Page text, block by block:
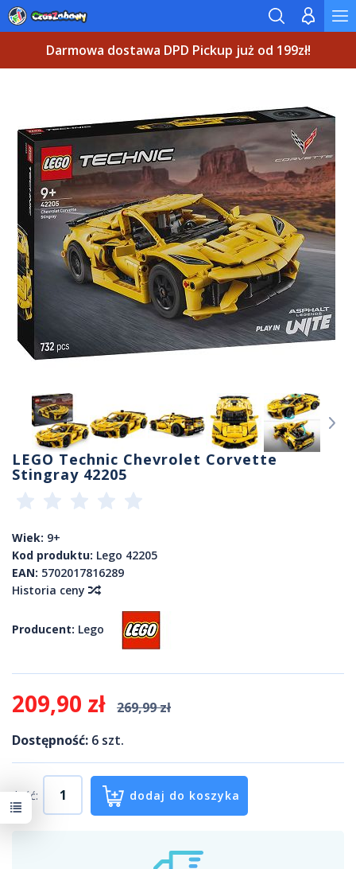
Darmowa dostawa DPD Pickup już od 199zł!
LEGO Technic Chevrolet Corvette
Stingray 42205
Wiek: 9+
Kod produktu: Lego 42205
EAN: 5702017816289
Historia ceny
Producent: Lego
209,90 zł
269,99 zł
Dostępność: 6 szt.
Ilość: dodaj do koszyka